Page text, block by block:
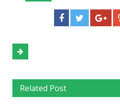
Related Post